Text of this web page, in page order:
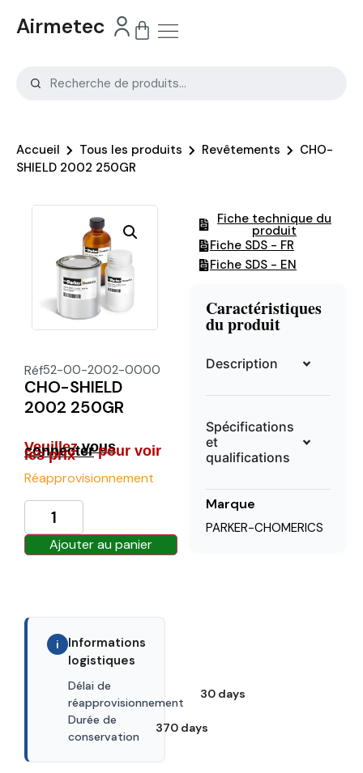
Airmetec
Accueil Tous les produits Revêtements
CHO-
SHIELD 2002 250GR
Réf52-00-2002-0000
CHO-SHIELD
2002 250GR
Veuillezvous
connecterpour voir
les prix
Réapprovisionnement
Ajouter au panier
i
Informations
logistiques
Délai de
réapprovisionnement
30 days
Durée de
conservation
370 days
Fiche technique du
produit
Fiche SDS - FR
Fiche SDS - EN
Caractéristiques
du produit
Description
Spécifications
et
qualifications
Marque
PARKER-CHOMERICS